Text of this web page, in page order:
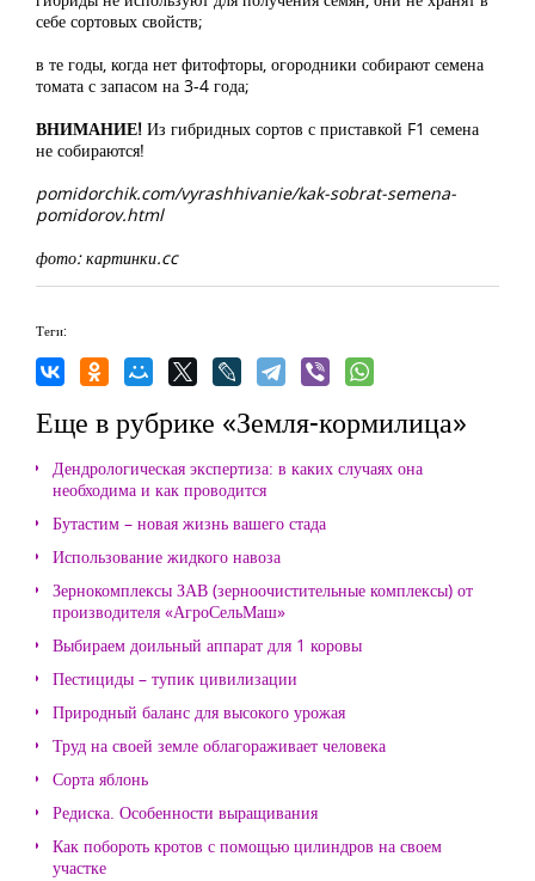
себе сортовых свойств;
в те годы, когда нет фитофторы, огородники собирают семена
томата с запасом на 3-4 года;
ВНИМАНИЕ! Из гибридных сортов с приставкой F1 семена
не собираются!
pomidorchik.com/vyrashhivanie/kak-sobrat-semena-
pomidorov.html
фото: картинки.cc
Теги:
Еще в рубрике «Земля-кормилица»
Дендрологическая экспертиза: в каких случаях она
необходима и как проводится
Бутастим – новая жизнь вашего стада
Использование жидкого навоза
Зернокомплексы ЗАВ (зерноочистительные комплексы) от
производителя «АгроСельМаш»
Выбираем доильный аппарат для 1 коровы
Пестициды – тупик цивилизации
Природный баланс для высокого урожая
Труд на своей земле облагораживает человека
Сорта яблонь
Редиска. Особенности выращивания
Как побороть кротов с помощью цилиндров на своем
участке